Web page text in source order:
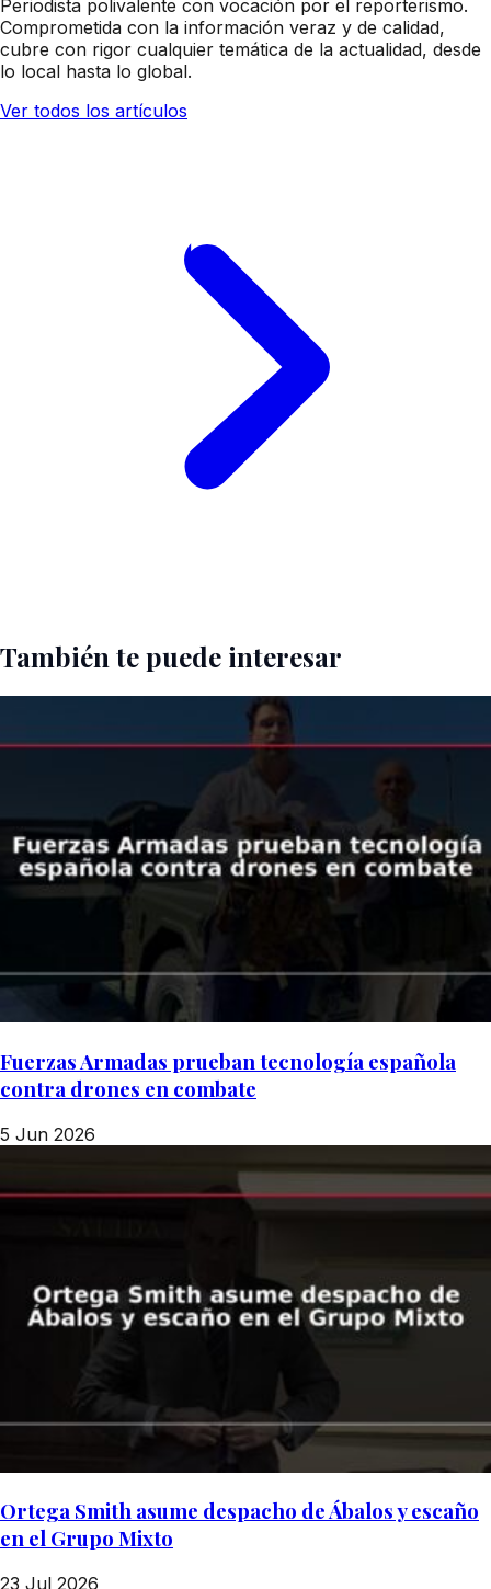
Periodista polivalente con vocación por el reporterismo.
Comprometida con la información veraz y de calidad,
cubre con rigor cualquier temática de la actualidad, desde
lo local hasta lo global.
Ver todos los artículos
También te puede interesar
Fuerzas Armadas prueban tecnología española
contra drones en combate
5 Jun 2026
Ortega Smith asume despacho de Ábalos y escaño
en el Grupo Mixto
23 Jul 2026